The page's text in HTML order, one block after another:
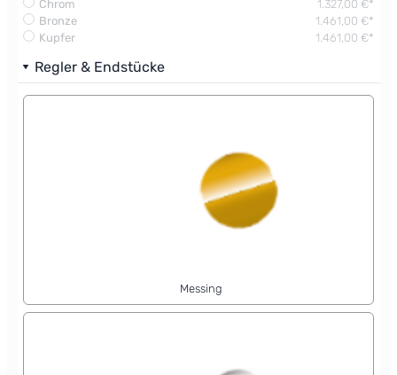
Chrom
1.327,00 €*
Bronze
1.461,00 €*
Kupfer
1.461,00 €*
Regler & Endstücke
Messing